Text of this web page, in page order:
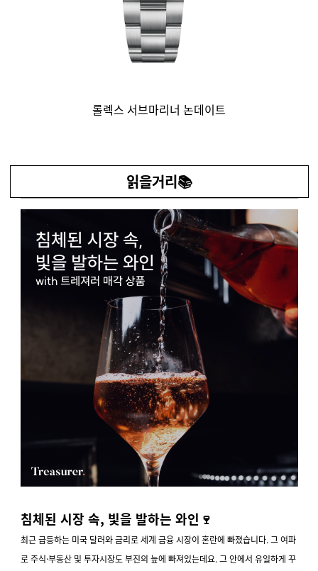
롤렉스 서브마리너 논데이트
읽을거리📚
침체된 시장 속, 빛을 발하는 와인🍷
최근 급등하는 미국 달러와 금리로 세계 금융 시장이 혼란에 빠졌습니다. 그 여파
로 주식·부동산 및 투자시장도 부진의 늪에 빠져있는데요. 그 안에서 유일하게 꾸